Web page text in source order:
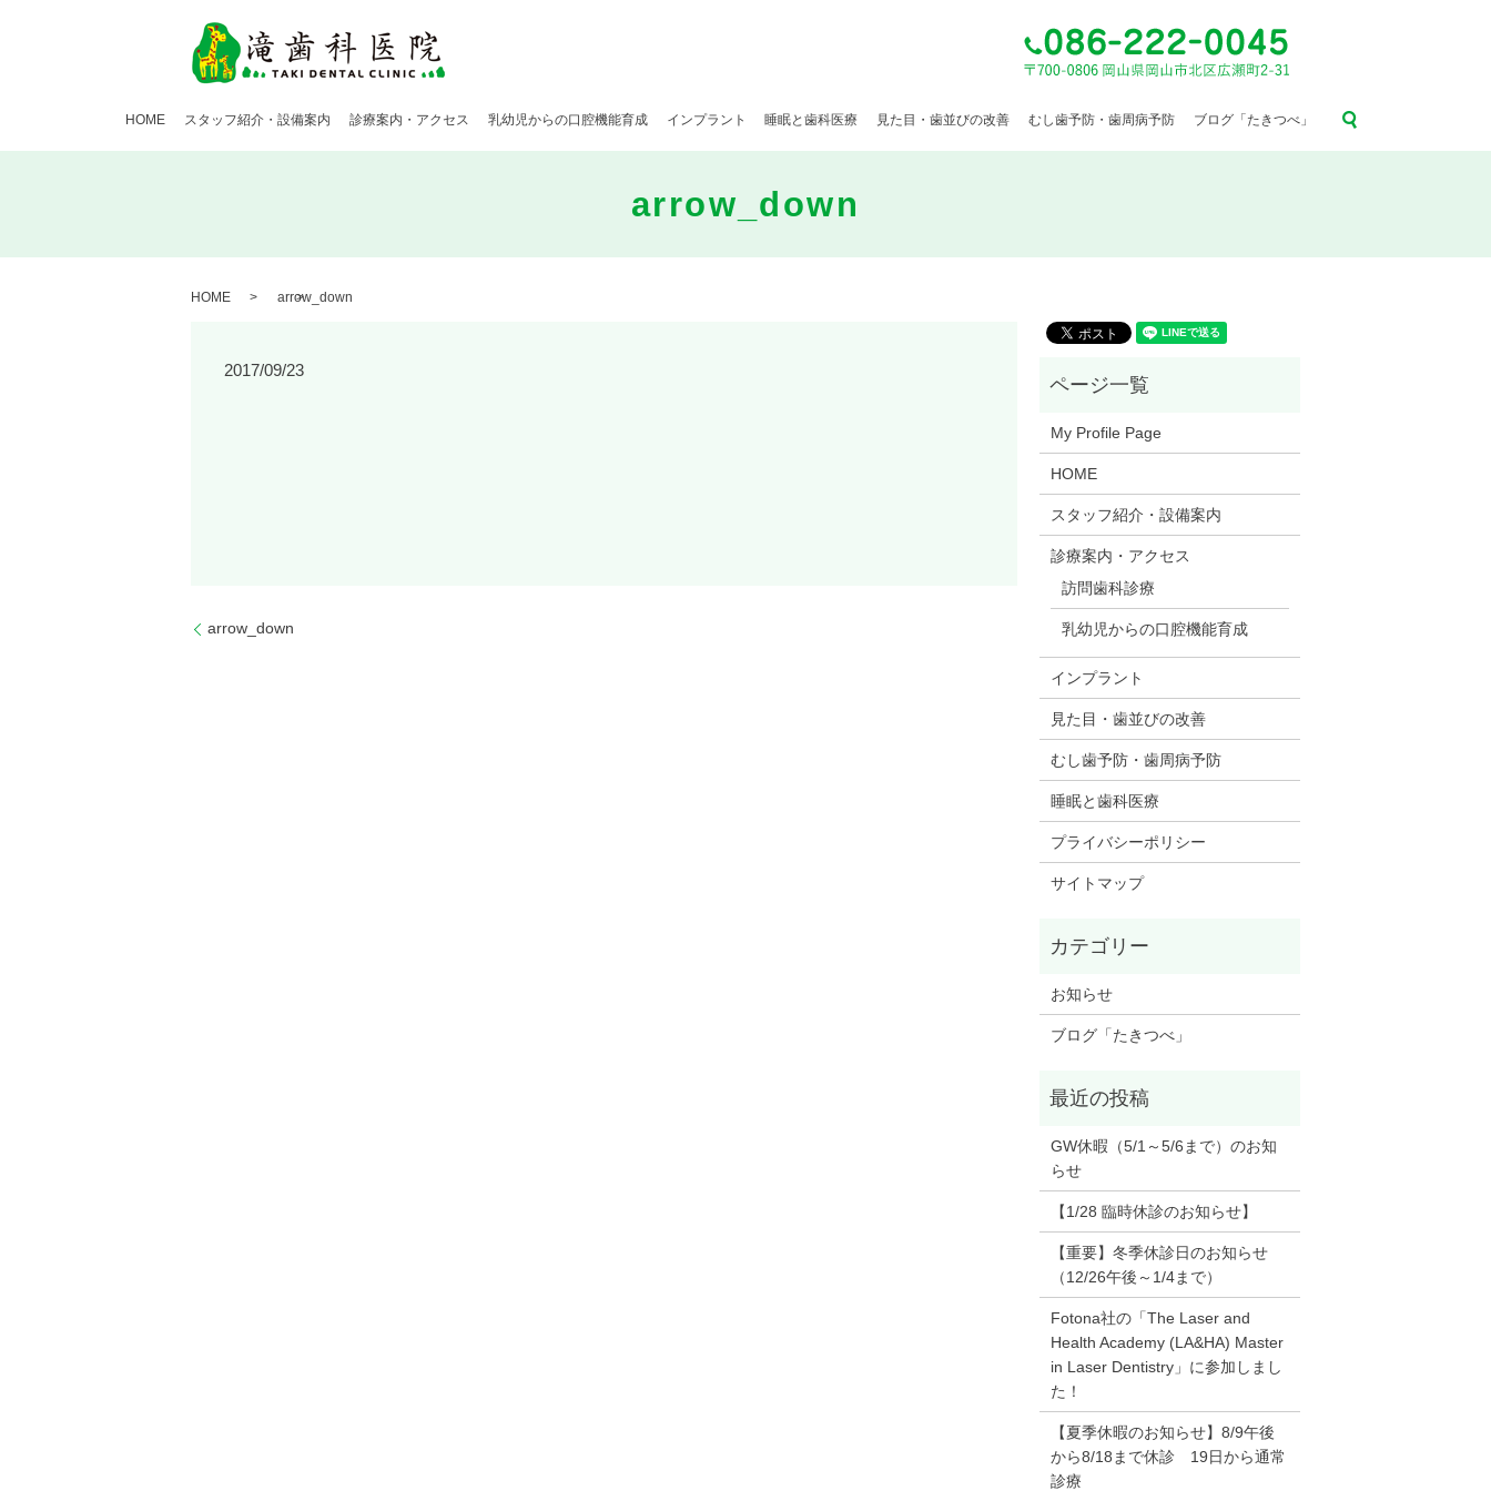
HOME スタッフ紹介・設備案内 診療案内・アクセス 乳幼児からの口腔機能育成 インプラント 睡眠と歯科医療 見た目・歯並びの改善 むし歯予防・歯周病予防 ブログ「たきつべ」
arrow_down
HOME arrow_down
2017/09/23
arrow_down
My Profile Page
HOME
スタッフ紹介・設備案内
診療案内・アクセス
訪問歯科診療
乳幼児からの口腔機能育成
インプラント
見た目・歯並びの改善
むし歯予防・歯周病予防
睡眠と歯科医療
プライバシーポリシー
サイトマップ
お知らせ
ブログ「たきつべ」
GW休暇（5/1～5/6まで）のお知
らせ
【1/28 臨時休診のお知らせ】
【重要】冬季休診日のお知らせ
（12/26午後～1/4まで）
Fotona社の「The Laser and
Health Academy (LA&HA) Master
in Laser Dentistry」に参加しまし
た！
【夏季休暇のお知らせ】8/9午後
から8/18まで休診 19日から通常
診療